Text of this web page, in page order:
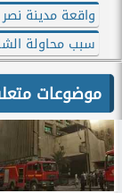
واقعة مدينة نصر
سبب محاولة
موضوعات